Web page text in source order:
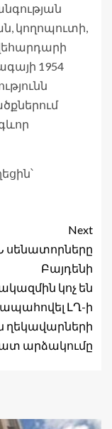
կողոպուտի,
1954
Next
սենատորները
Բայդենի
կոչ են
ԼՂ-ի
ղեկավարների
արձակումը